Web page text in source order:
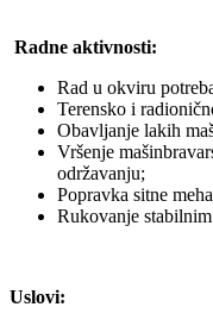
Radne aktivnosti:
Rad u okviru
Terensko i
Obavljanje lakih
Vršenje
održavanju;
Popravka sitne
Rukovanje
Uslovi: